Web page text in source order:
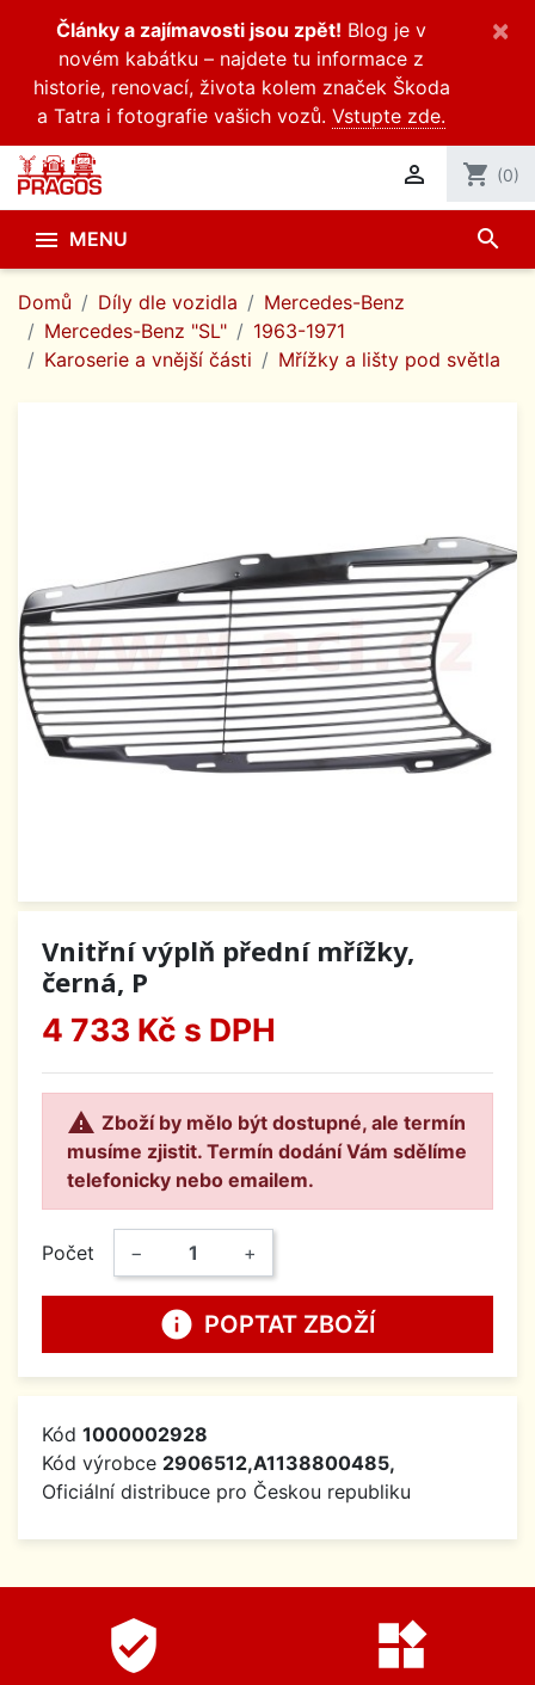
Články a zajímavosti jsou zpět! Blog je v
novém kabátku – najdete tu informace z
historie, renovací, života kolem značek Škoda
a Tatra i fotografie vašich vozů. Vstupte zde.
×
 shopping_cart (0)
 MENU search
Domů Díly dle vozidla
Mercedes-Benz
Mercedes-Benz "SL"
1963-1971
Karoserie a vnější části
Mřížky a lišty pod světla
Vnitřní výplň přední mřížky,
černá, P
4 733 Kč s DPH
 Zboží by mělo být dostupné, ale termín
musíme zjistit. Termín dodání Vám sdělíme
telefonicky nebo emailem.
Počet − +
info POPTAT ZBOŽÍ
Kód 1000002928
Kód výrobce 2906512,A1138800485,
Oficiální distribuce pro Českou republiku
verified_user widgets